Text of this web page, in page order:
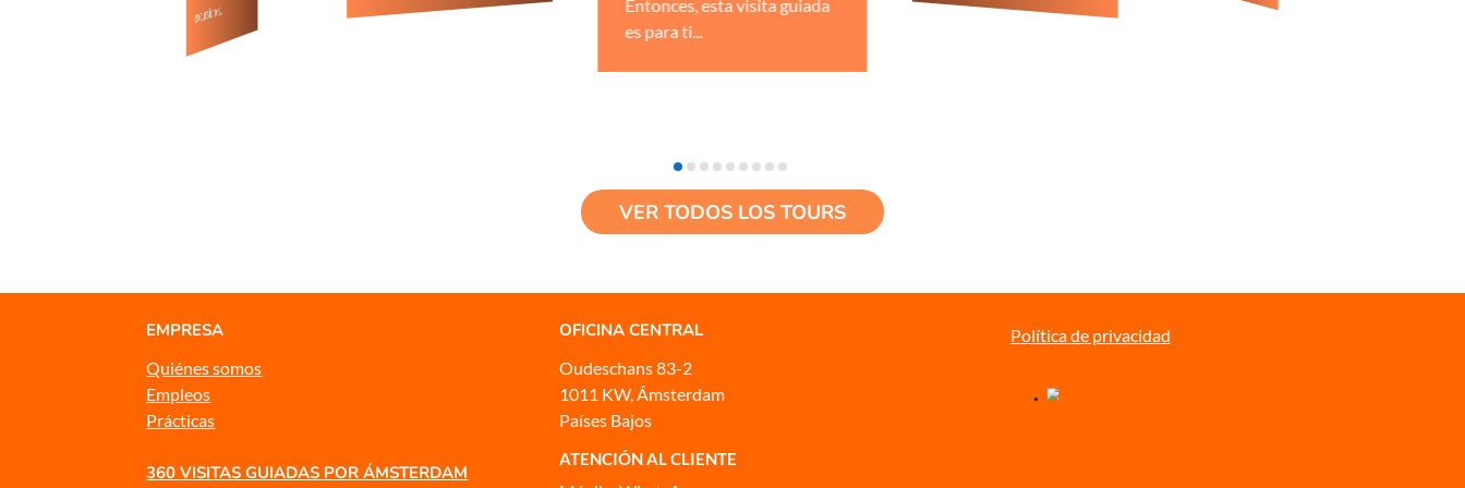
es para ti...
VER TODOS LOS TOURS
EMPRESA
Quiénes somos
Empleos
Prácticas
360 VISITAS GUIADAS POR ÁMSTERDAM
OFICINA CENTRAL
Oudeschans 83-2
1011 KW, Ámsterdam
Países Bajos
ATENCIÓN AL CLIENTE
Política de privacidad